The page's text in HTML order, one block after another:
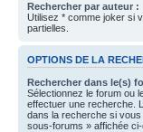
Rechercher par auteur :
Utilisez * comme joker si
partielles.
OPTIONS DE LA
Rechercher dans le(s)
Sélectionnez le forum ou
effectuer une recherche.
dans la recherche si
sous-forums » affichée ci-